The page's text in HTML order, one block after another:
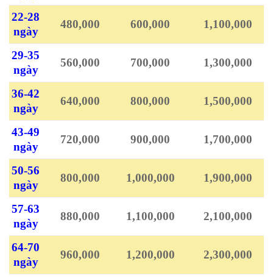
22-28
ngày
480,000 600,000 1,100,000
29-35
ngày
560,000 700,000 1,300,000
36-42
ngày
640,000 800,000 1,500,000
43-49
ngày
720,000 900,000 1,700,000
50-56
ngày
800,000 1,000,000 1,900,000
57-63
ngày
880,000 1,100,000 2,100,000
64-70
ngày
960,000 1,200,000 2,300,000